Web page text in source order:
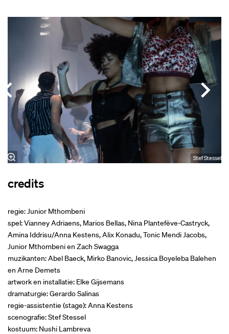
Stef Stessel
credits
regie: Junior Mthombeni
spel: Vianney Adriaens, Marios Bellas, Nina Plantefève-Castryck,
Amina Iddrisu/Anna Kestens, Alix Konadu, Tonic Mendi Jacobs,
Junior Mthombeni en Zach Swagga
muzikanten: Abel Baeck, Mirko Banovic, Jessica Boyeleba Balehen
en Arne Demets
artwork en installatie: Elke Gijsemans
dramaturgie: Gerardo Salinas
regie-assistentie (stage): Anna Kestens
scenografie: Stef Stessel
kostuum: Nushi Lambreva